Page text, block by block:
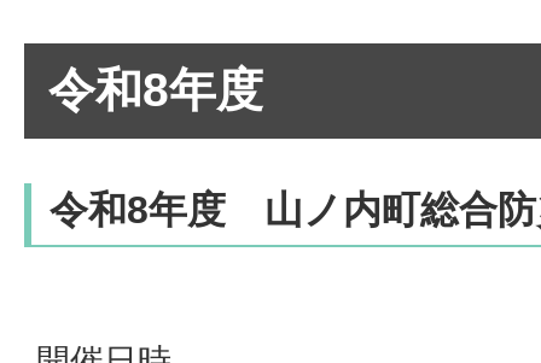
令和8年度
令和8年度 山ノ内町総合防